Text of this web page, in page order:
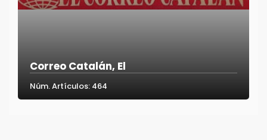
Correo Catalán, El
Núm. Artículos: 464